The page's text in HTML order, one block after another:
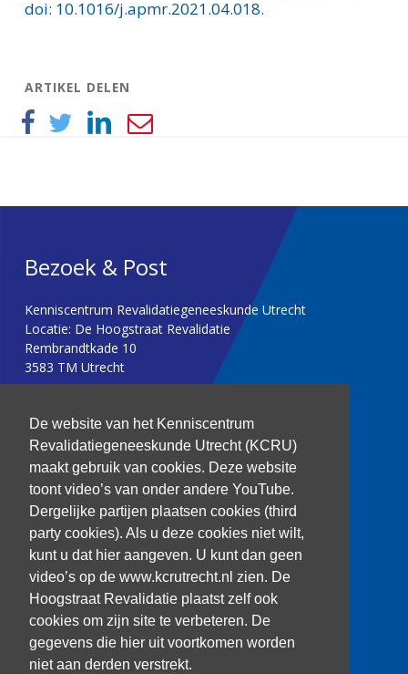
De website van het Kenniscentrum
Revalidatiegeneeskunde Utrecht (KCRU)
maakt gebruik van cookies. Deze website
toont video’s van onder andere YouTube.
Dergelijke partijen plaatsen cookies (third
party cookies). Als u deze cookies niet wilt,
kunt u dat hier aangeven. U kunt dan geen
video’s op de www.kcrutrecht.nl zien. De
Hoogstraat Revalidatie plaatst zelf ook
cookies om zijn site te verbeteren. De
gegevens die hier uit voortkomen worden
niet aan derden verstrekt.
doi: 10.1016/j.apmr.2021.04.018.
ARTIKEL DELEN
Bezoek & Post
Kenniscentrum Revalidatiegeneeskunde Utrecht
Locatie: De Hoogstraat Revalidatie
Rembrandtkade 10
3583 TM Utrecht
kenniscentrum@dehoogstraat.nl
Over het KCRU
Samenwerkingen
Onze onderzoekers
Procedure onderzoeker